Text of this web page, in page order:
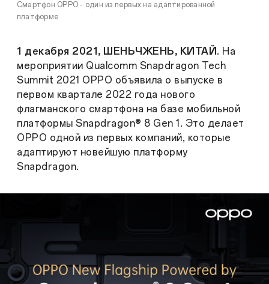
Смартфон OPPO - один из первых на адаптированной
платформе
1 декабря 2021, ШЕНЬЧЖЕНЬ, КИТАЙ . На
мероприятии Qualcomm Snapdragon Tech
Summit 2021 OPPO объявила о выпуске в
первом квартале 2022 года нового
флагманского смартфона на базе мобильной
платформы Snapdragon® 8 Gen 1. Это делает
OPPO одной из первых компаний, которые
адаптируют новейшую платформу
Snapdragon.